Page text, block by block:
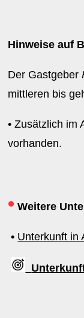
Hinweise auf
Der Gastgeber
mittleren bis
• Zusätzlich
vorhanden.
• Weitere
• Unterkunft in